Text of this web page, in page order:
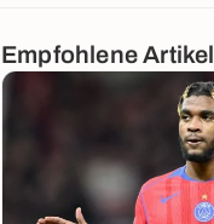
Empfohlene Artikel